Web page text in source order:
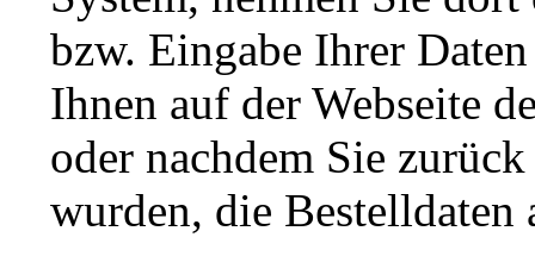
bzw. Eingabe Ihrer
Ihnen auf der Webseite
oder nachdem Sie
wurden, die Bestelldaten